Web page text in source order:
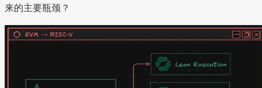
来的主要瓶颈？